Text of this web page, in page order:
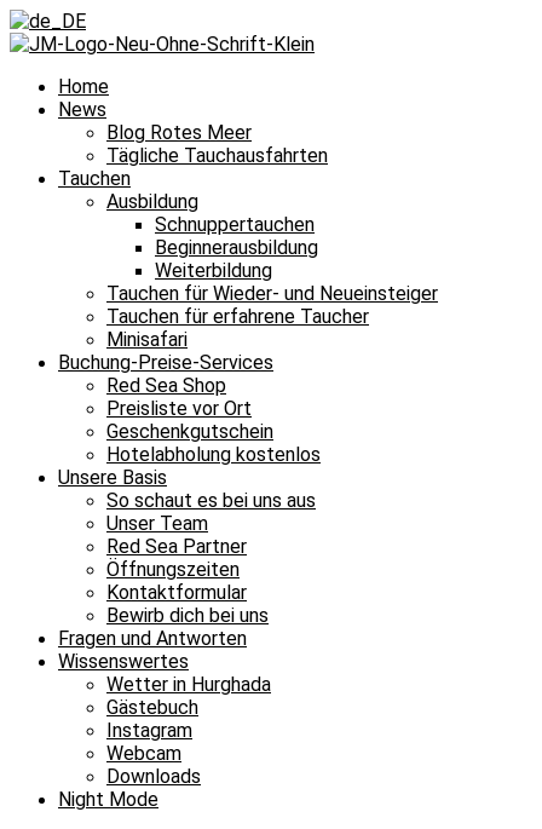
Home
News
Blog Rotes Meer
Tägliche Tauchausfahrten
Tauchen
Ausbildung
Schnuppertauchen
Beginnerausbildung
Weiterbildung
Tauchen für Wieder- und Neueinsteiger
Tauchen für erfahrene Taucher
Minisafari
Buchung-Preise-Services
Red Sea Shop
Preisliste vor Ort
Geschenkgutschein
Hotelabholung kostenlos
Unsere Basis
So schaut es bei uns aus
Unser Team
Red Sea Partner
Öffnungszeiten
Kontaktformular
Bewirb dich bei uns
Fragen und Antworten
Wissenswertes
Wetter in Hurghada
Gästebuch
Instagram
Webcam
Downloads
Night Mode